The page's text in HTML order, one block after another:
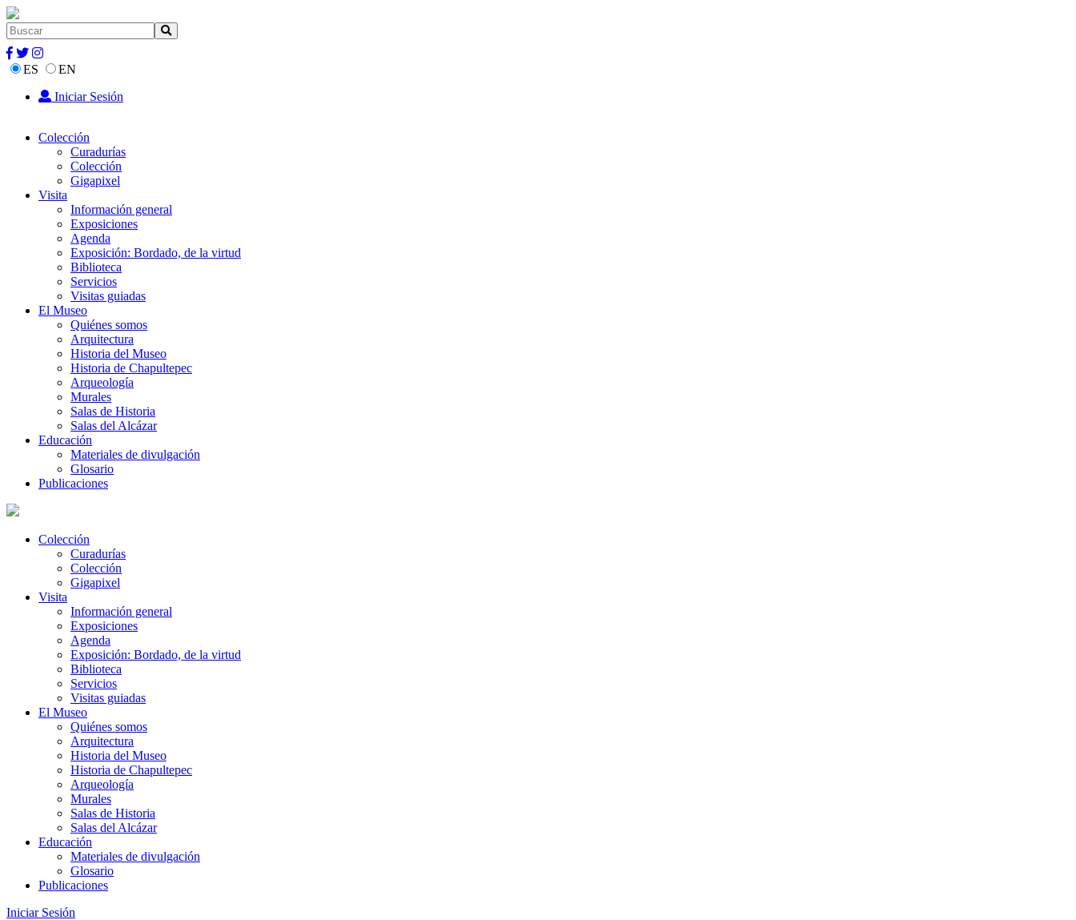
ES
EN
Iniciar Sesión
Colección
Curadurías
Colección
Gigapixel
Visita
Información general
Exposiciones
Agenda
Exposición: Bordado, de la virtud
Biblioteca
Servicios
Visitas guiadas
El Museo
Quiénes somos
Arquitectura
Historia del Museo
Historia de Chapultepec
Arqueología
Murales
Salas de Historia
Salas del Alcázar
Educación
Materiales de divulgación
Glosario
Publicaciones
Colección
Curadurías
Colección
Gigapixel
Visita
Información general
Exposiciones
Agenda
Exposición: Bordado, de la virtud
Biblioteca
Servicios
Visitas guiadas
El Museo
Quiénes somos
Arquitectura
Historia del Museo
Historia de Chapultepec
Arqueología
Murales
Salas de Historia
Salas del Alcázar
Educación
Materiales de divulgación
Glosario
Publicaciones
Iniciar Sesión